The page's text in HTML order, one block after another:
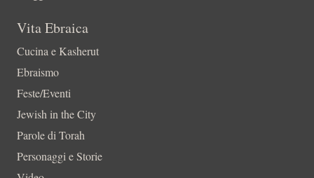
Vita Ebraica
Cucina e Kasherut
Ebraismo
Feste/Eventi
Jewish in the City
Parole di Torah
Personaggi e Storie